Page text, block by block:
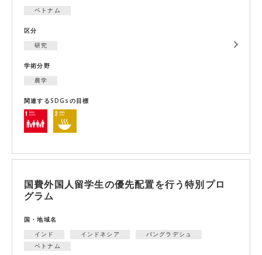
ベトナム
区分
研究
学術分野
農学
関連するSDGsの目標
国費外国人留学生の優先配置を行う特別プロ
グラム
国・地域名
インド
インドネシア
バングラデシュ
ベトナム